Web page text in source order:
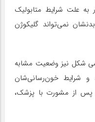
به علت شرایط متابولیک
نمی‌تواند گلیکوژن
شکل نیز وضعیت مشابه
و شرایط خون‌رسانی‌شان
پس از مشورت با پزشک،